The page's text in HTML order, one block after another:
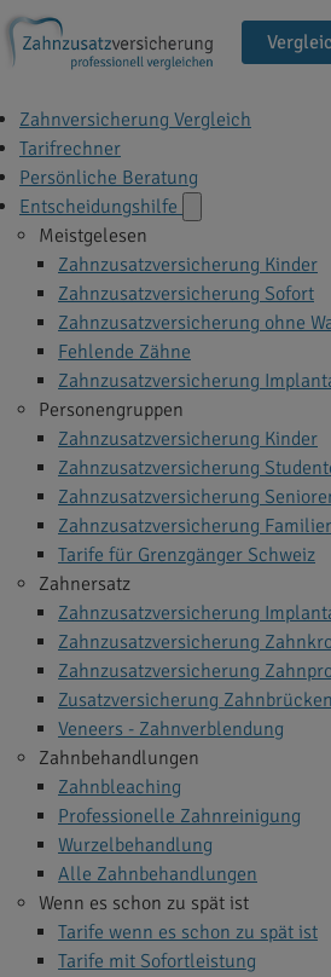
Zahnversicherung Vergleich
Tarifrechner
Persönliche Beratung
Entscheidungshilfe
Meistgelesen
Zahnzusatzversicherung Kinder
Zahnzusatzversicherung Sofort
Zahnzusatzversicherung ohne
Fehlende Zähne
Zahnzusatzversicherung
Personengruppen
Zahnzusatzversicherung Kinder
Zahnzusatzversicherung
Zahnzusatzversicherung
Zahnzusatzversicherung
Tarife für Grenzgänger Schweiz
Zahnersatz
Zahnzusatzversicherung
Zahnzusatzversicherung
Zahnzusatzversicherung
Zusatzversicherung Zahnbrücken
Veneers - Zahnverblendung
Zahnbehandlungen
Zahnbleaching
Professionelle Zahnreinigung
Wurzelbehandlung
Alle Zahnbehandlungen
Wenn es schon zu spät ist
Tarife wenn es schon zu spät ist
Tarife mit Sofortleistung